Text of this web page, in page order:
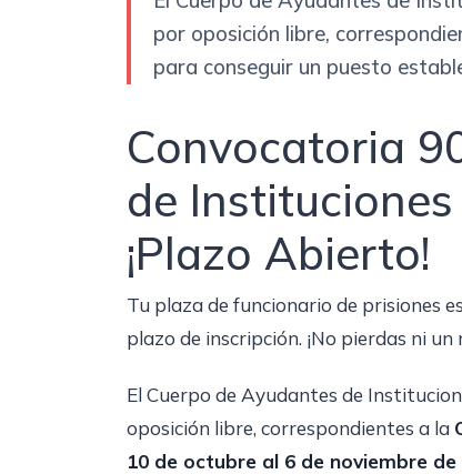
por oposición libre,
para conseguir un puesto
Convocatoria
de
¡Plazo Abierto!
Tu plaza de funcionario de prisiones
plazo de inscripción. ¡No pierdas ni
El Cuerpo de Ayudantes de
oposición libre, correspondientes a la
10 de octubre al 6 de noviembre de